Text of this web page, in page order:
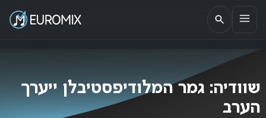
EUROMIX
אתר הבית של האירוויזיון בישראל
שוודיה: גמר המלודיפסטיבלן ייערך
הערב